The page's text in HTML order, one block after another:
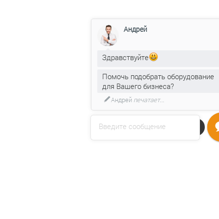
Напишите нам
Введите сообщение
Андрей
Здравствуйте
Помочь подобрать оборудование
для Вашего бизнеса?
Андрейпечатает...